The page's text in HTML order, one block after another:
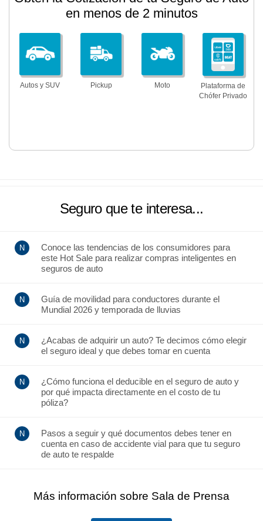
en menos de 2 minutos
Autos y SUV Pickup Moto
Plataforma de
Chófer Privado
Seguro que te interesa...
Conoce las tendencias de los consumidores para
este Hot Sale para realizar compras inteligentes en
seguros de auto
Guía de movilidad para conductores durante el
Mundial 2026 y temporada de lluvias
¿Acabas de adquirir un auto? Te decimos cómo elegir
el seguro ideal y que debes tomar en cuenta
¿Cómo funciona el deducible en el seguro de auto y
por qué impacta directamente en el costo de tu
póliza?
Pasos a seguir y qué documentos debes tener en
cuenta en caso de accidente vial para que tu seguro
de auto te respalde
Más información sobre Sala de Prensa